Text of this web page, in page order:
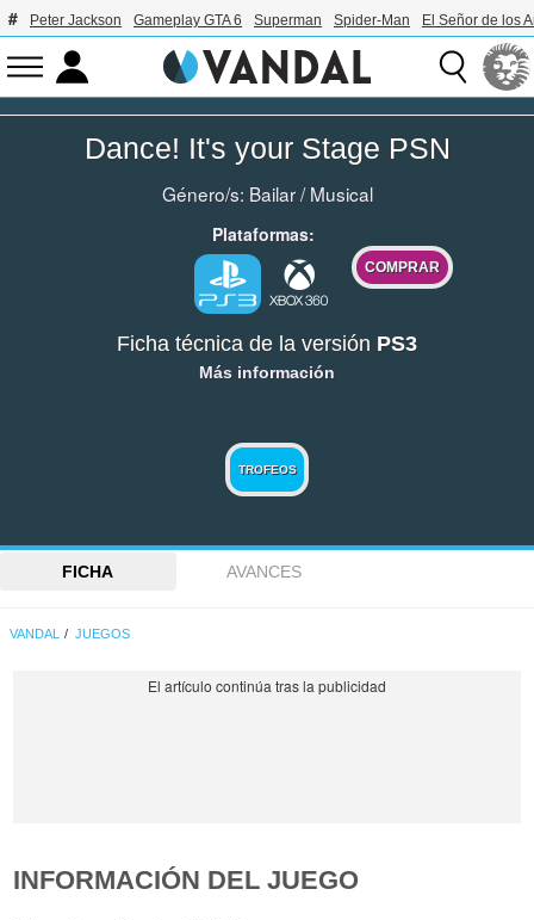
Peter Jackson Gameplay GTA 6 Superman Spider-Man El Señor de los
Dance! It's your Stage PSN
Género/s: Bailar/Musical
Plataformas:
COMPRAR
Ficha técnica de la versión PS3
Más información
TROFEOS
FICHA AVANCES
VANDAL JUEGOS
INFORMACIÓN DEL JUEGO